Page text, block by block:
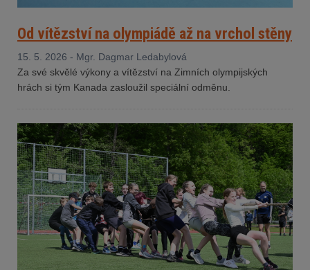
Od vítězství na olympiádě až na vrchol stěny
15. 5. 2026 - Mgr. Dagmar Ledabylová
Za své skvělé výkony a vítězství na Zimních olympijských
hrách si tým Kanada zasloužil speciální odměnu.